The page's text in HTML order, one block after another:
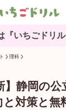
リル』と検索
理科
】静岡の
対策と無